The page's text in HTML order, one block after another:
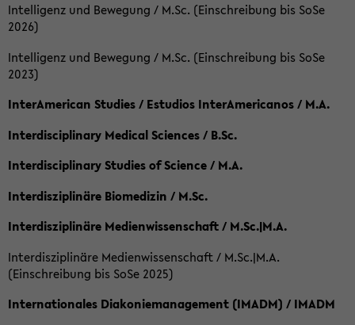
Intelligenz und Bewegung / M.Sc. (Einschreibung bis SoSe
2026)
Intelligenz und Bewegung / M.Sc. (Einschreibung bis SoSe
2023)
InterAmerican Studies / Estudios InterAmericanos / M.A.
Interdisciplinary Medical Sciences / B.Sc.
Interdisciplinary Studies of Science / M.A.
Interdisziplinäre Biomedizin / M.Sc.
Interdisziplinäre Medienwissenschaft / M.Sc.|M.A.
Interdisziplinäre Medienwissenschaft / M.Sc.|M.A.
(Einschreibung bis SoSe 2025)
Internationales Diakoniemanagement (IMADM) / IMADM